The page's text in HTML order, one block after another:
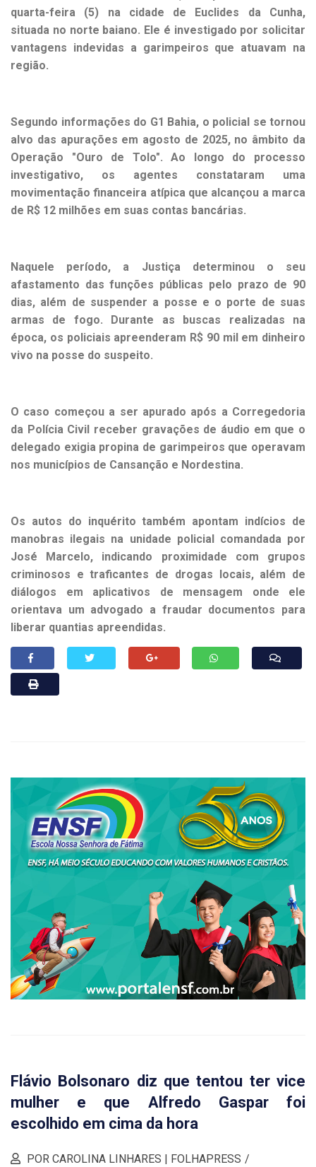
quarta-feira (5) na cidade de Euclides da Cunha,
situada no norte baiano. Ele é investigado por solicitar
vantagens indevidas a garimpeiros que atuavam na
região.
Segundo informações do G1 Bahia, o policial se tornou
alvo das apurações em agosto de 2025, no âmbito da
Operação "Ouro de Tolo".Ao longo do processo
investigativo, os agentes constataram uma
movimentação financeira atípica que alcançou a marca
de R$ 12 milhões em suas contas bancárias.
Naquele período, a Justiça determinou o seu
afastamento das funções públicas pelo prazo de 90
dias, além de suspender a posse e o porte de suas
armas de fogo. Durante as buscas realizadas na
época, os policiais apreenderam R$ 90 mil em dinheiro
vivo na posse do suspeito.
O caso começou a ser apurado após a Corregedoria
da Polícia Civil receber gravações de áudio em que o
delegado exigia propina de garimpeiros que operavam
nos municípios de Cansanção e Nordestina.
Os autos do inquérito também apontam indícios de
manobras ilegais na unidade policial comandada por
José Marcelo, indicando proximidade com grupos
criminosos e traficantes de drogas locais, além de
diálogos em aplicativos de mensagem onde ele
orientava um advogado a fraudar documentos para
liberar quantias apreendidas.
Flávio Bolsonaro diz que tentou ter vice
mulher e que Alfredo Gaspar foi
escolhido em cima da hora
POR CAROLINA LINHARES | FOLHAPRESS